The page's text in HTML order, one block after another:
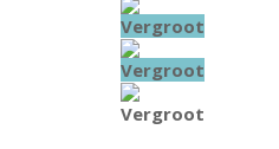
Vergroot
Vergroot
Vergroot